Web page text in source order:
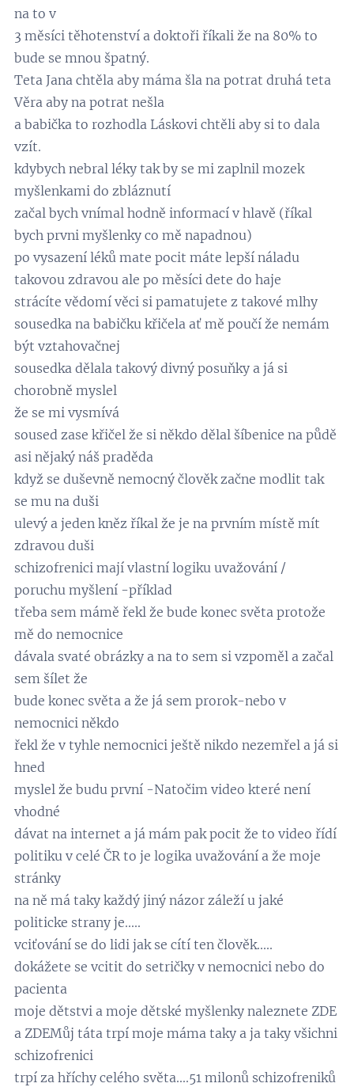
na to v
3 měsíci těhotenství a doktoři říkali že na 80% to
bude se mnou špatný.
Teta Jana chtěla aby máma šla na potrat druhá teta
Věra aby na potrat nešla
a babička to rozhodla Láskovi chtěli aby si to dala
vzít.
kdybych nebral léky tak by se mi zaplnil mozek
myšlenkami do zbláznutí
začal bych vnímal hodně informací v hlavě (říkal
bych prvni myšlenky co mě napadnou)
po vysazení léků mate pocit máte lepší náladu
takovou zdravou ale po měsíci dete do haje
strácíte vědomí věci si pamatujete z takové mlhy
sousedka na babičku křičela ať mě poučí že nemám
být vztahovačnej
sousedka dělala takový divný posuňky a já si
chorobně myslel
že se mi vysmívá
soused zase křičel že si někdo dělal šíbenice na půdě
asi nějaký náš praděda
když se duševně nemocný člověk začne modlit tak
se mu na duši
ulevý a jeden kněz říkal že je na prvním místě mít
zdravou duši
schizofrenici mají vlastní logiku uvažování /
poruchu myšlení -příklad
třeba sem mámě řekl že bude konec světa protože
mě do nemocnice
dávala svaté obrázky a na to sem si vzpoměl a začal
sem šílet že
bude konec světa a že já sem prorok-nebo v
nemocnici někdo
řekl že v tyhle nemocnici ještě nikdo nezemřel a já si
hned
myslel že budu první -Natočim video které není
vhodné
dávat na internet a já mám pak pocit že to video řídí
politiku v celé ČR to je logika uvažování a že moje
stránky
na ně má taky každý jiný názor záleží u jaké
politicke strany je.....
vciťování se do lidi jak se cítí ten člověk.....
dokážete se vcitit do setričky v nemocnici nebo do
pacienta
moje dětstvi a moje dětské myšlenky naleznete ZDE
a ZDEMůj táta trpí moje máma taky a ja taky všichni
schizofrenici
trpí za hříchy celého světa....51 milonů schizofreniků